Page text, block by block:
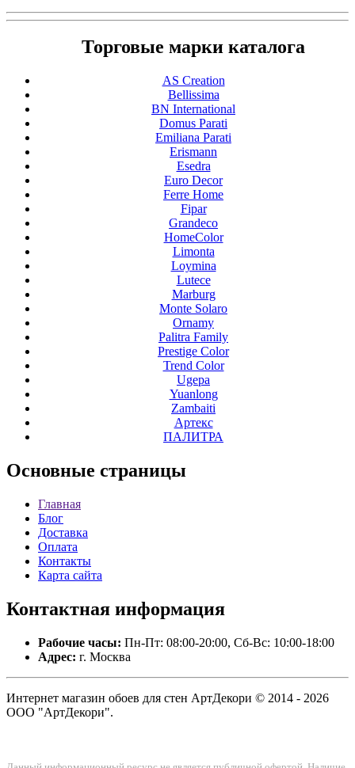
Торговые марки каталога
AS Creation
Bellissima
BN International
Domus Parati
Emiliana Parati
Erismann
Esedra
Euro Decor
Ferre Home
Fipar
Grandeco
HomeColor
Limonta
Loymina
Lutece
Marburg
Monte Solaro
Ornamy
Palitra Family
Prestige Color
Trend Color
Ugepa
Yuanlong
Zambaiti
Артекс
ПАЛИТРА
Основные страницы
Главная
Блог
Доставка
Оплата
Контакты
Карта сайта
Контактная информация
Рабочие часы: Пн-Пт: 08:00-20:00, Сб-Вс: 10:00-18:00
Адрес: г. Москва
Интернет магазин обоев для стен АртДекори © 2014 - 2026
ООО "АртДекори".